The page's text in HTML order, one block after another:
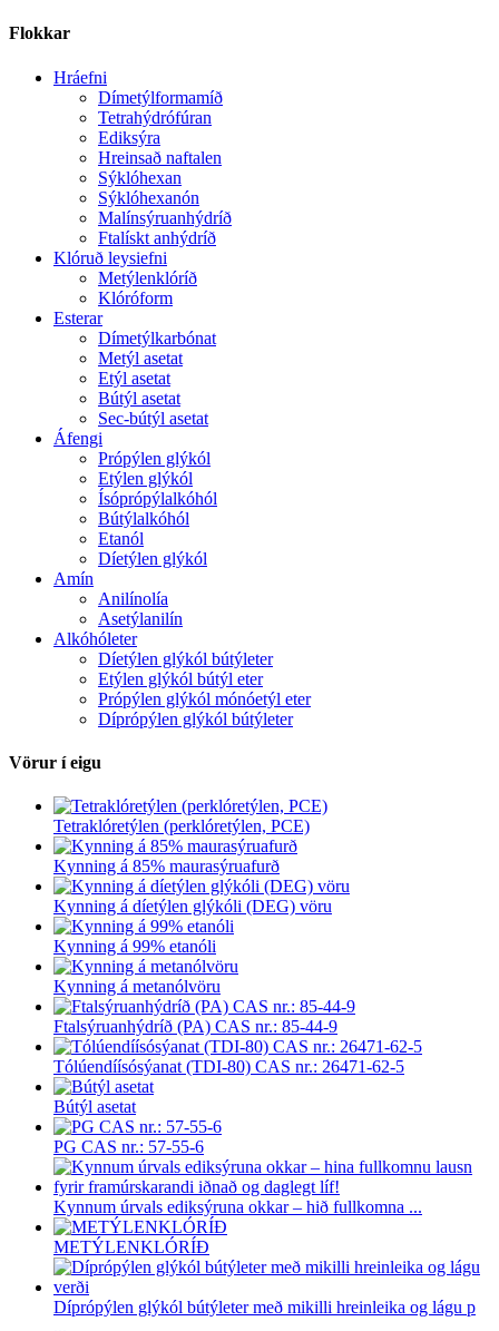
Flokkar
Hráefni
Dímetýlformamíð
Tetrahýdrófúran
Ediksýra
Hreinsað naftalen
Sýklóhexan
Sýklóhexanón
Malínsýruanhýdríð
Ftalískt anhýdríð
Klóruð leysiefni
Metýlenklóríð
Klóróform
Esterar
Dímetýlkarbónat
Metýl asetat
Etýl asetat
Bútýl asetat
Sec-bútýl asetat
Áfengi
Própýlen glýkól
Etýlen glýkól
Ísóprópýlalkóhól
Bútýlalkóhól
Etanól
Díetýlen glýkól
Amín
Anilínolía
Asetýlanilín
Alkóhóleter
Díetýlen glýkól bútýleter
Etýlen glýkól bútýl eter
Própýlen glýkól mónóetýl eter
Díprópýlen glýkól bútýleter
Vörur í eigu
Tetraklóretýlen (perklóretýlen, PCE)
Kynning á 85% maurasýruafurð
Kynning á díetýlen glýkóli (DEG) vöru
Kynning á 99% etanóli
Kynning á metanólvöru
Ftalsýruanhýdríð (PA) CAS nr.: 85-44-9
Tólúendíísósýanat (TDI-80) CAS nr.: 26471-62-5
Bútýl asetat
PG CAS nr.: 57-55-6
Kynnum úrvals ediksýruna okkar – hið fullkomna ...
METÝLENKLÓRÍÐ
Díprópýlen glýkól bútýleter með mikilli hreinleika og lágu p
...